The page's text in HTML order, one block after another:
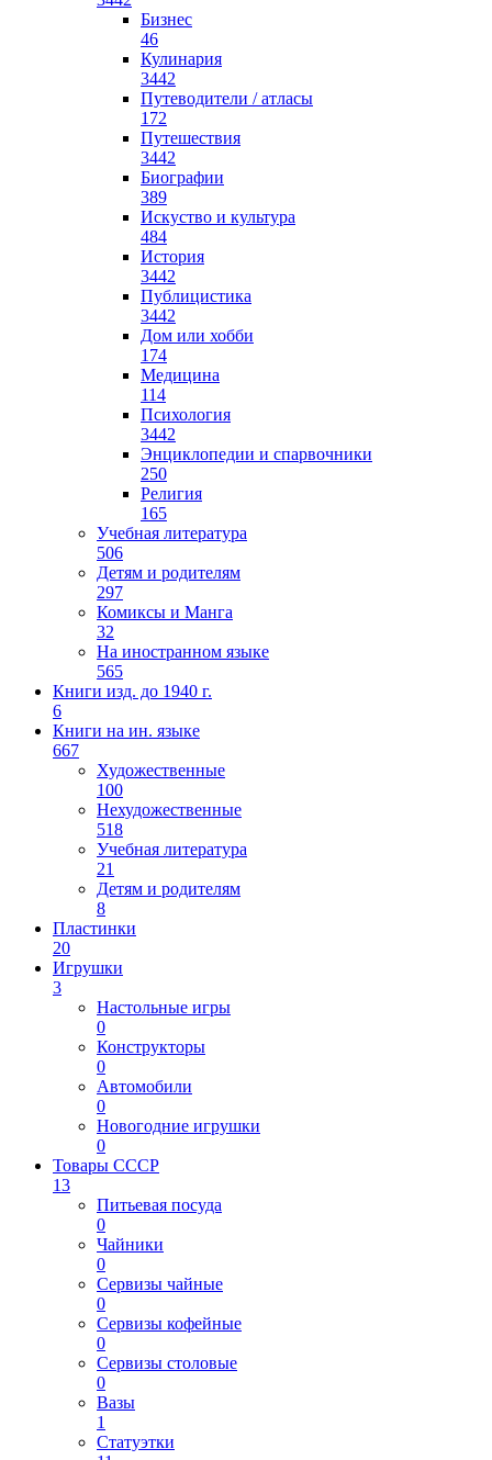
Бизнес
46
Кулинария
3442
Путеводители / атласы
172
Путешествия
3442
Биографии
389
Искуство и культура
484
История
3442
Публицистика
3442
Дом или хобби
174
Медицина
114
Психология
3442
Энциклопедии и спарвочники
250
Религия
165
Учебная литература
506
Детям и родителям
297
Комиксы и Манга
32
На иностранном языке
565
Книги изд. до 1940 г.
6
Книги на ин. языке
667
Художественные
100
Нехудожественные
518
Учебная литература
21
Детям и родителям
8
Пластинки
20
Игрушки
3
Настольные игры
0
Конструкторы
0
Автомобили
0
Новогодние игрушки
0
Товары СССР
13
Питьевая посуда
0
Чайники
0
Сервизы чайные
0
Сервизы кофейные
0
Сервизы столовые
0
Вазы
1
Статуэтки